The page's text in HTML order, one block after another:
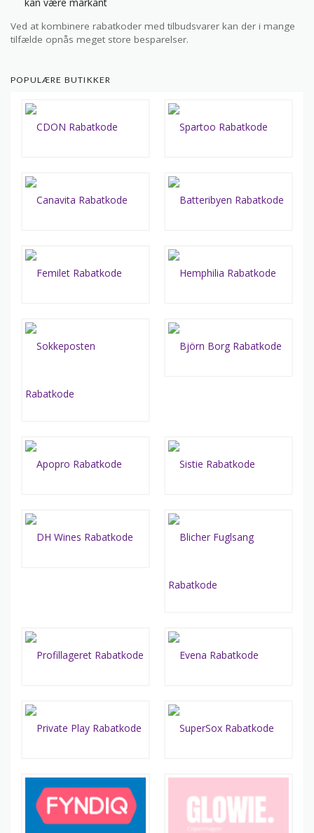
Ved at kombinere rabatkoder med tilbudsvarer kan der i mange
tilfælde opnås meget store besparelser.
POPULÆRE BUTIKKER